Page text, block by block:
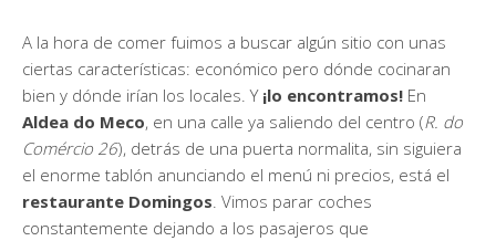
A la hora de comer fuimos a buscar algún sitio con unas
ciertas características: económico pero dónde cocinaran
bien y dónde irían los locales. Y ¡lo encontramos! En
Aldea do Meco, en una calle ya saliendo del centro (R. do
Comércio 26), detrás de una puerta normalita, sin siguiera
el enorme tablón anunciando el menú ni precios, está el
restaurante Domingos. Vimos parar coches
constantemente dejando a los pasajeros que